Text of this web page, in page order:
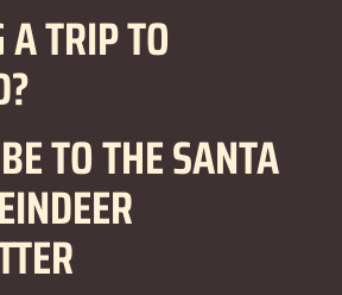
TRIP TO
TO THE SANTA